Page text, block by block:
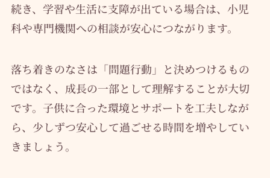
続き、学習や生活に支障が出ている場合は、小児
科や専門機関への相談が安心につながります。
落ち着きのなさは「問題行動」と決めつけるもの
ではなく、成長の一部として理解することが大切
です。子供に合った環境とサポートを工夫しなが
ら、少しずつ安心して過ごせる時間を増やしてい
きましょう。